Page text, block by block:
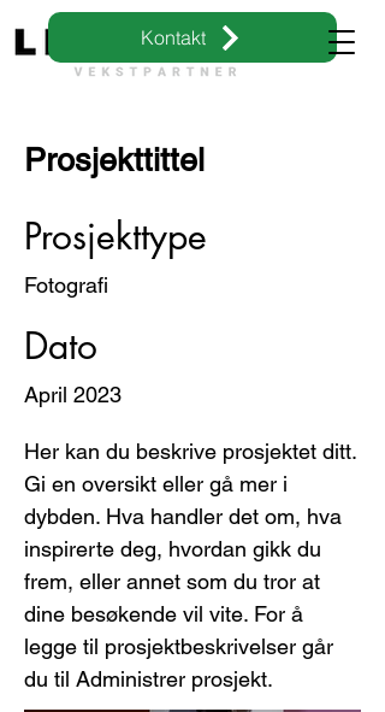
Kontakt
Prosjekttittel
Prosjekttype
Fotografi
Dato
April 2023
Her kan du beskrive prosjektet ditt.
Gi en oversikt eller gå mer i
dybden. Hva handler det om, hva
inspirerte deg, hvordan gikk du
frem, eller annet som du tror at
dine besøkende vil vite. For å
legge til prosjektbeskrivelser går
du til Administrer prosjekt.